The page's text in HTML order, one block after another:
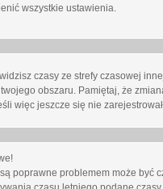
wszystkie ustawienia.
czasy ze strefy czasowej
obszaru. Pamiętaj, że
więc jeszcze się nie
poprawne problemem może być